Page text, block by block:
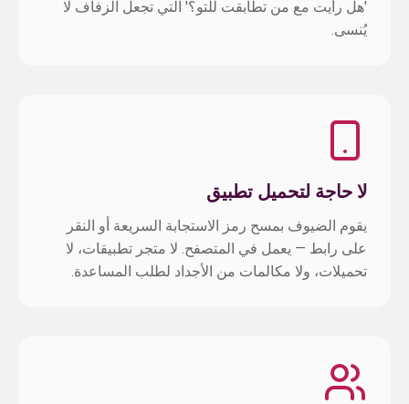
'هل رأيت مع من تطابقت للتو؟' التي تجعل الزفاف لا
يُنسى.
لا حاجة لتحميل تطبيق
يقوم الضيوف بمسح رمز الاستجابة السريعة أو النقر
على رابط — يعمل في المتصفح. لا متجر تطبيقات، لا
تحميلات، ولا مكالمات من الأجداد لطلب المساعدة.